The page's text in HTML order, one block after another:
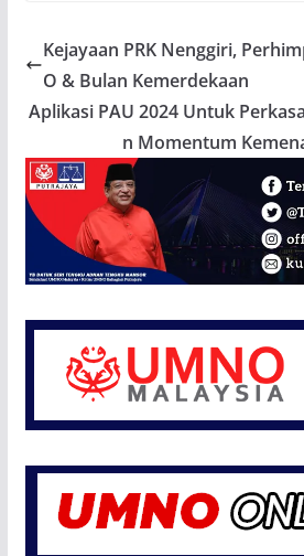
Kejayaan PRK Nenggiri,
O & Bulan Kemerdekaan
Aplikasi PAU 2024 Untuk
n Momentum